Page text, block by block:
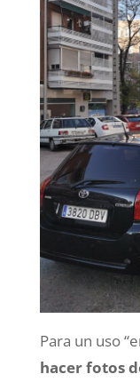
Para un uso
hacer fotos